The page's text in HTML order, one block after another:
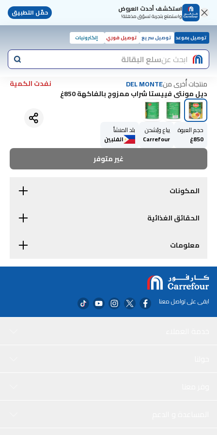
استكشف أحدث العروض
واستمتع بتجربة تسوّق مذهلة! حمّل التطبيق
توصيل بموعد توصيل سريع توصيل فوري إلكترونيات
ابحث عنسلع البقالة
منتجات أُخرى منDEL MONTE
نفدت الكمية
ديل مونتي فييستا شراب ممزوج بالفاكهة 850غ
حجم العبوة
850غ
يباع ويُشحن
Carrefour
بلد المنشأ
الفلبين
غير متوفر
المكونات
الحقائق الغذائية
معلومات
ابقى على تواصل معنا